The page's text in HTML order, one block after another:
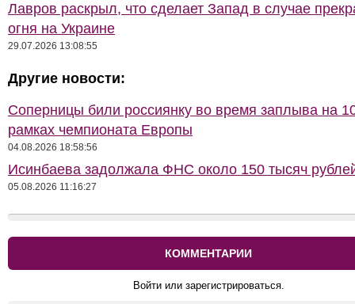
Лавров раскрыл, что сделает Запад в случае
огня на Украине
29.07.2026 13:08:55
Другие новости:
Соперницы били россиянку во время заплыва на
рамках чемпионата Европы
04.08.2026 18:58:56
Исинбаева задолжала ФНС около 150 тысяч
05.08.2026 11:16:27
КОММЕНТАРИИ
Войти или зарегистрироваться.